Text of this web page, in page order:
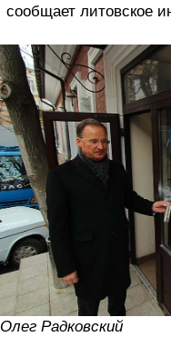
сообщает литовское
Олег Радковский